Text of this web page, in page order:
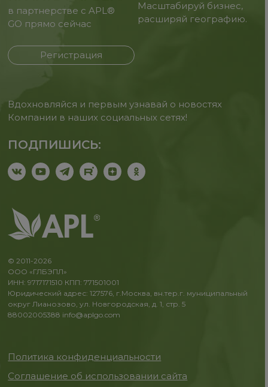
в партнерстве с APL®
GO прямо сейчас
Регистрация
Масштабируй бизнес,
расширяй географию.
Вдохновляйся и первым узнавай о новостях
Компании в наших социальных сетях!
ПОДПИШИСЬ:
© 2011-2026
ООО «ГЛБЭПЛ»
ИНН: 9717171510 КПП: 771501001
Юридический адрес: 127576, г.Москва, вн.тер.г. муниципальный
округ Лианозово, ул. Новгородская, д. 1, стр. 5
88002005388 info@aplgo.com
Политика конфиденциальности
Соглашение об использовании сайта